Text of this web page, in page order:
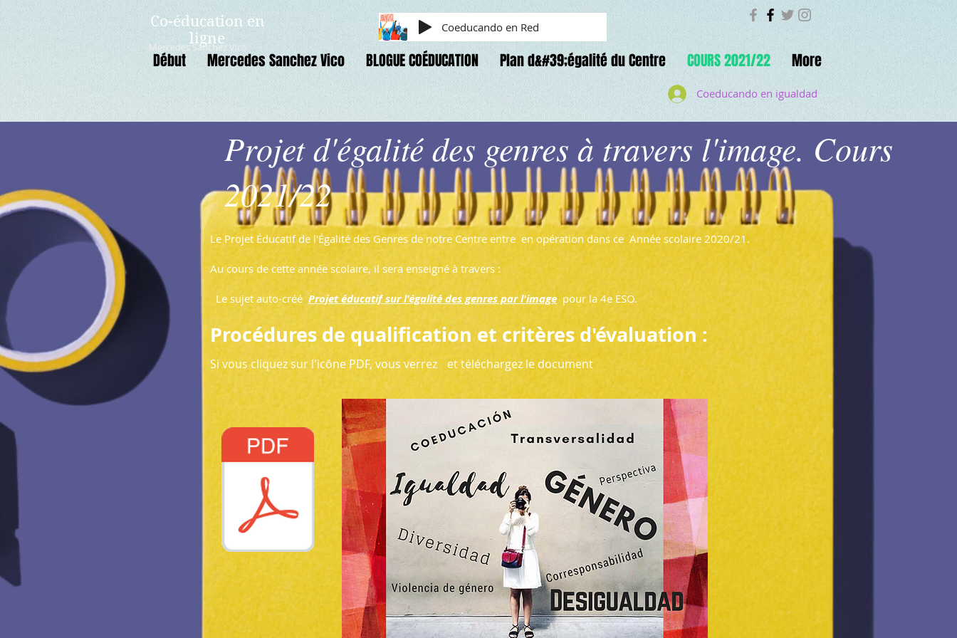
Co-éducation en
ligne
Mercedes Sanchez Vico
Début Mercedes Sanchez Vico BLOGUE COÉDUCATION Plan d&#39;égalité du Centre COURS 2021/22 More
Coeducando en igualdad
Coeducando en Red
Projet d'égalité des genres à travers l'image. Cours
2021/22
Le Projet Éducatif de l'Égalité des Genres de notre Centre entre en opération dans ce Année scolaire 2020/21.
Au cours de cette année scolaire, il sera enseigné à travers :
Le sujet auto-créé Projet éducatif sur l'égalité des genres par l'image pour la 4e ESO.
Procédures de qualification et critères d'évaluation :
Si vous cliquez sur l'icône PDF, vous verrez et téléchargez le document